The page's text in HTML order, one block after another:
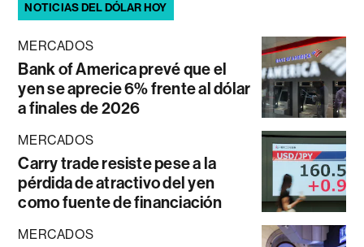
NOTICIAS DEL DÓLAR HOY
MERCADOS
Bank of America prevé que el
yen se aprecie 6% frente al dólar
a finales de 2026
MERCADOS
Carry trade resiste pese a la
pérdida de atractivo del yen
como fuente de financiación
MERCADOS